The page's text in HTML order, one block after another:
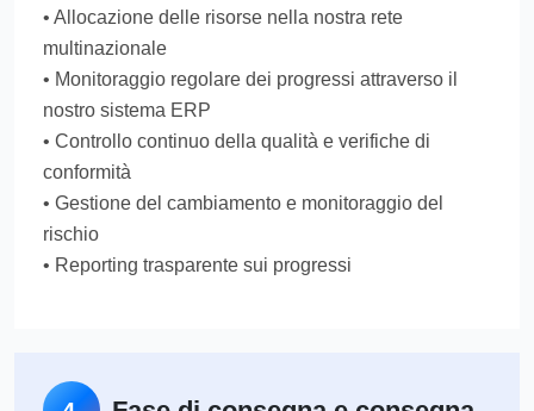
• Allocazione delle risorse nella nostra rete
multinazionale
• Monitoraggio regolare dei progressi attraverso il
nostro sistema ERP
• Controllo continuo della qualità e verifiche di
conformità
• Gestione del cambiamento e monitoraggio del
rischio
• Reporting trasparente sui progressi